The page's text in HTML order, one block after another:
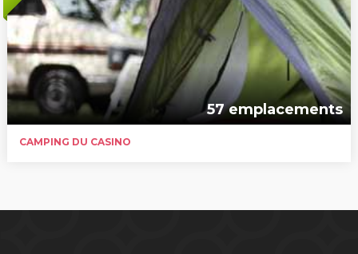
57 emplacements
CAMPING DU CASINO